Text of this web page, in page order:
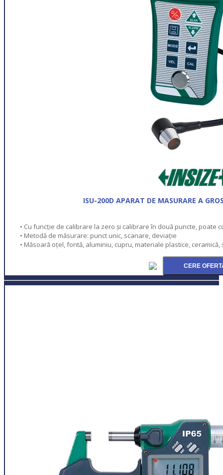
ISU-200D APARAT DE MASURARE A
• Cu funcție de calibrare la zero și calibrare în două puncte, poate
• Metodă de măsurare: punct unic, scanare, deviație
• Măsoară oțel, fontă, aluminiu, cupru, materiale plastice, ceramică,